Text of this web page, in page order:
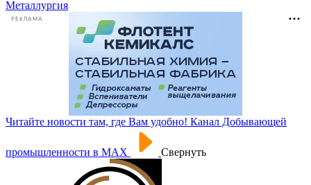
Металлургия
РЕКЛАМА
Читайте новости там, где Вам удобно! Канал Добывающей
промышленности в МАХ Свернуть